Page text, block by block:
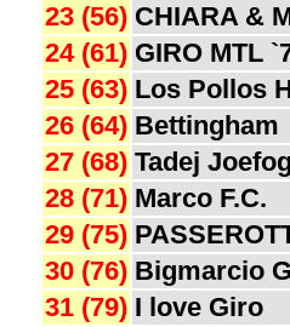
23 (56) CHIARA &
24 (61) GIRO MTL
25 (63) Los Pollos
26 (64) Bettingham
27 (68) Tadej
28 (71) Marco F.C.
29 (75)
30 (76) Bigmarcio
31 (79) I love Giro